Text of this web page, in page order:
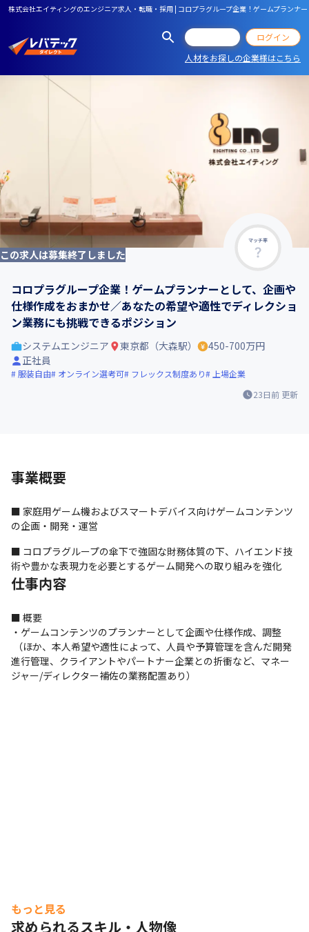
株式会社エイティングのエンジニア求人・転職・採用 | コロプラグループ企業！ゲームプラン
ログイン
人材をお探しの企業様はこちら
マッチ率
この求人は募集終了しました
コロプラグループ企業！ゲームプランナーとして、企画や
仕様作成をおまかせ／あなたの希望や適性でディレクショ
ン業務にも挑戦できるポジション
23日前 更新
システムエンジニア 東京都（大森駅）
450-700万円
正社員
服装自由 オンライン選考可 フレックス制度あり 上場企業
事業概要
■ 家庭用ゲーム機およびスマートデバイス向けゲームコンテンツ
の企画・開発・運営
■ コロプラグループの傘下で強固な財務体質の下、ハイエンド技
術や豊かな表現力を必要とするゲーム開発への取り組みを強化
仕事内容
■ 概要
・ゲームコンテンツのプランナーとして企画や仕様作成、調整
進行管理、クライアントやパートナー企業との折衝など、マネー
ジャー/ディレクター補佐の業務配置あり）
もっと見る
求められるスキル・人物像